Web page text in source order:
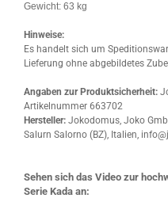
Gewicht: 63 kg
Hinweise:
Es handelt sich um
Lieferung ohne abgebildetes
Angaben zur Produktsicherheit:
Artikelnummer 663702
Hersteller: Jokodomus, Joko
Salurn Salorno (BZ), Italien,
Sehen sich das Video zur
Serie Kada an: